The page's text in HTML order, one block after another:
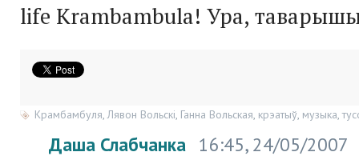
life Krambambula! Ура,
Крамбамбуля Лявон Вольскі Ганна Вольская крэатыў музыка ,
Даша Слабчанка 16:45, 24/05/2007